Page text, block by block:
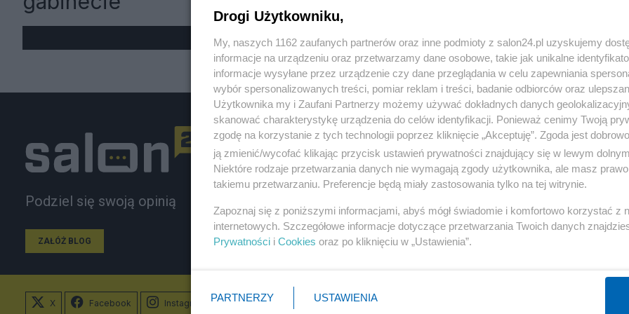
« WRÓĆ DO NOTKI
Podziel się swoją opinią
ZAŁÓŻ BLOG
Polityka
Rosja
PiS
Prezydent
NATO
Gospodarka
Biznes
Pieniądze
Inwestycje
Podatki
X Facebook Instagram
Drogi Użytkowniku,
My, naszych 1162 zaufanych partnerów oraz inne podmioty z salon24.pl uzyskujemy
informacje na urządzeniu oraz przetwarzamy dane osobowe, takie jak unikalne
informacje wysyłane przez urządzenie czy dane przeglądania w celu zapewniania
wybór spersonalizowanych treści, pomiar reklam i treści, badanie odbiorców oraz
Użytkownika my i Zaufani Partnerzy możemy używać dokładnych danych
skanować charakterystykę urządzenia do celów identyfikacji. Ponieważ cenimy Twoją
zgodę na korzystanie z tych technologii poprzez kliknięcie „Akceptuję”. Zgoda jest
ją zmienić/wycofać klikając przycisk ustawień prywatności znajdujący się w lewym
Niektóre rodzaje przetwarzania danych nie wymagają zgody użytkownika, ale masz
takiemu przetwarzaniu. Preferencje będą miały zastosowania tylko na tej witrynie.
Zapoznaj się z poniższymi informacjami, abyś mógł świadomie i komfortowo korzystać z
internetowych. Szczegółowe informacje dotyczące przetwarzania Twoich danych
Prywatności i Cookies oraz po kliknięciu w „Ustawienia”.
PARTNERZY USTAWIENIA